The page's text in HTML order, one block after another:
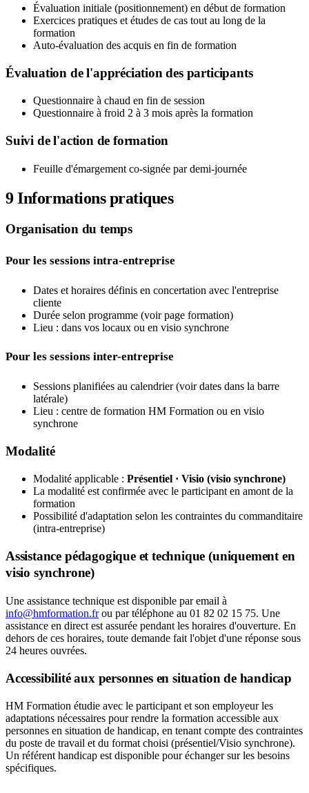
Évaluation initiale (positionnement) en début de formation
Exercices pratiques et études de cas tout au long de la
formation
Auto-évaluation des acquis en fin de formation
Évaluation de l'appréciation des participants
Questionnaire à chaud en fin de session
Questionnaire à froid 2 à 3 mois après la formation
Suivi de l'action de formation
Feuille d'émargement co-signée par demi-journée
9Informations pratiques
Organisation du temps
Pour les sessions intra-entreprise
Dates et horaires définis en concertation avec l'entreprise
cliente
Durée selon programme (voir page formation)
Lieu : dans vos locaux ou en visio synchrone
Pour les sessions inter-entreprise
Sessions planifiées au calendrier (voir dates dans la barre
latérale)
Lieu : centre de formation HM Formation ou en visio
synchrone
Modalité
Modalité applicable : Présentiel · Visio (visio synchrone)
La modalité est confirmée avec le participant en amont de la
formation
Possibilité d'adaptation selon les contraintes du commanditaire
(intra-entreprise)
Assistance pédagogique et technique (uniquement en
visio synchrone)
Une assistance technique est disponible par email à
info@hmformation.frou par téléphone au 01 82 02 15 75. Une
assistance en direct est assurée pendant les horaires d'ouverture. En
dehors de ces horaires, toute demande fait l'objet d'une réponse sous
24 heures ouvrées.
Accessibilité aux personnes en situation de handicap
HM Formation étudie avec le participant et son employeur les
adaptations nécessaires pour rendre la formation accessible aux
personnes en situation de handicap, en tenant compte des contraintes
du poste de travail et du format choisi (présentiel/Visio synchrone).
Un référent handicap est disponible pour échanger sur les besoins
spécifiques.